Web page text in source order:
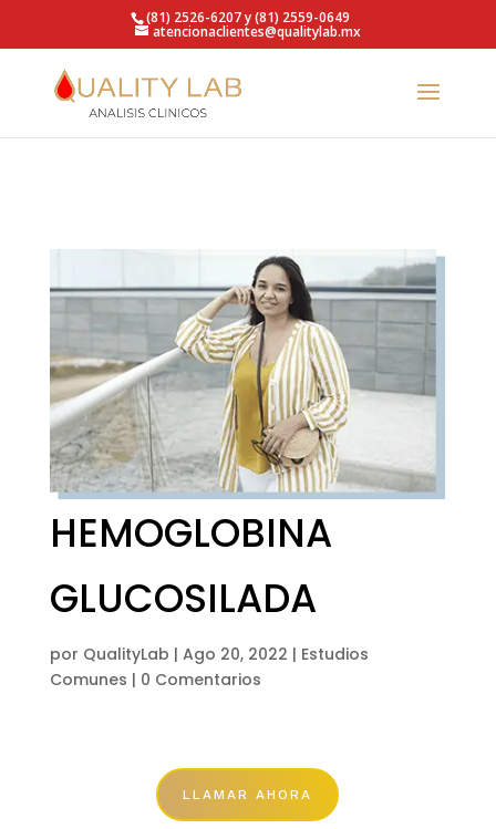
https://qualitylab.mx/(81) 2526-6207 y (81) 2559-0649
atencionaclientes@qualitylab.mx
HEMOGLOBINA
GLUCOSILADA
por QualityLab | Ago 20, 2022 | Estudios
Comunes | 0 Comentarios
LLAMAR AHORA